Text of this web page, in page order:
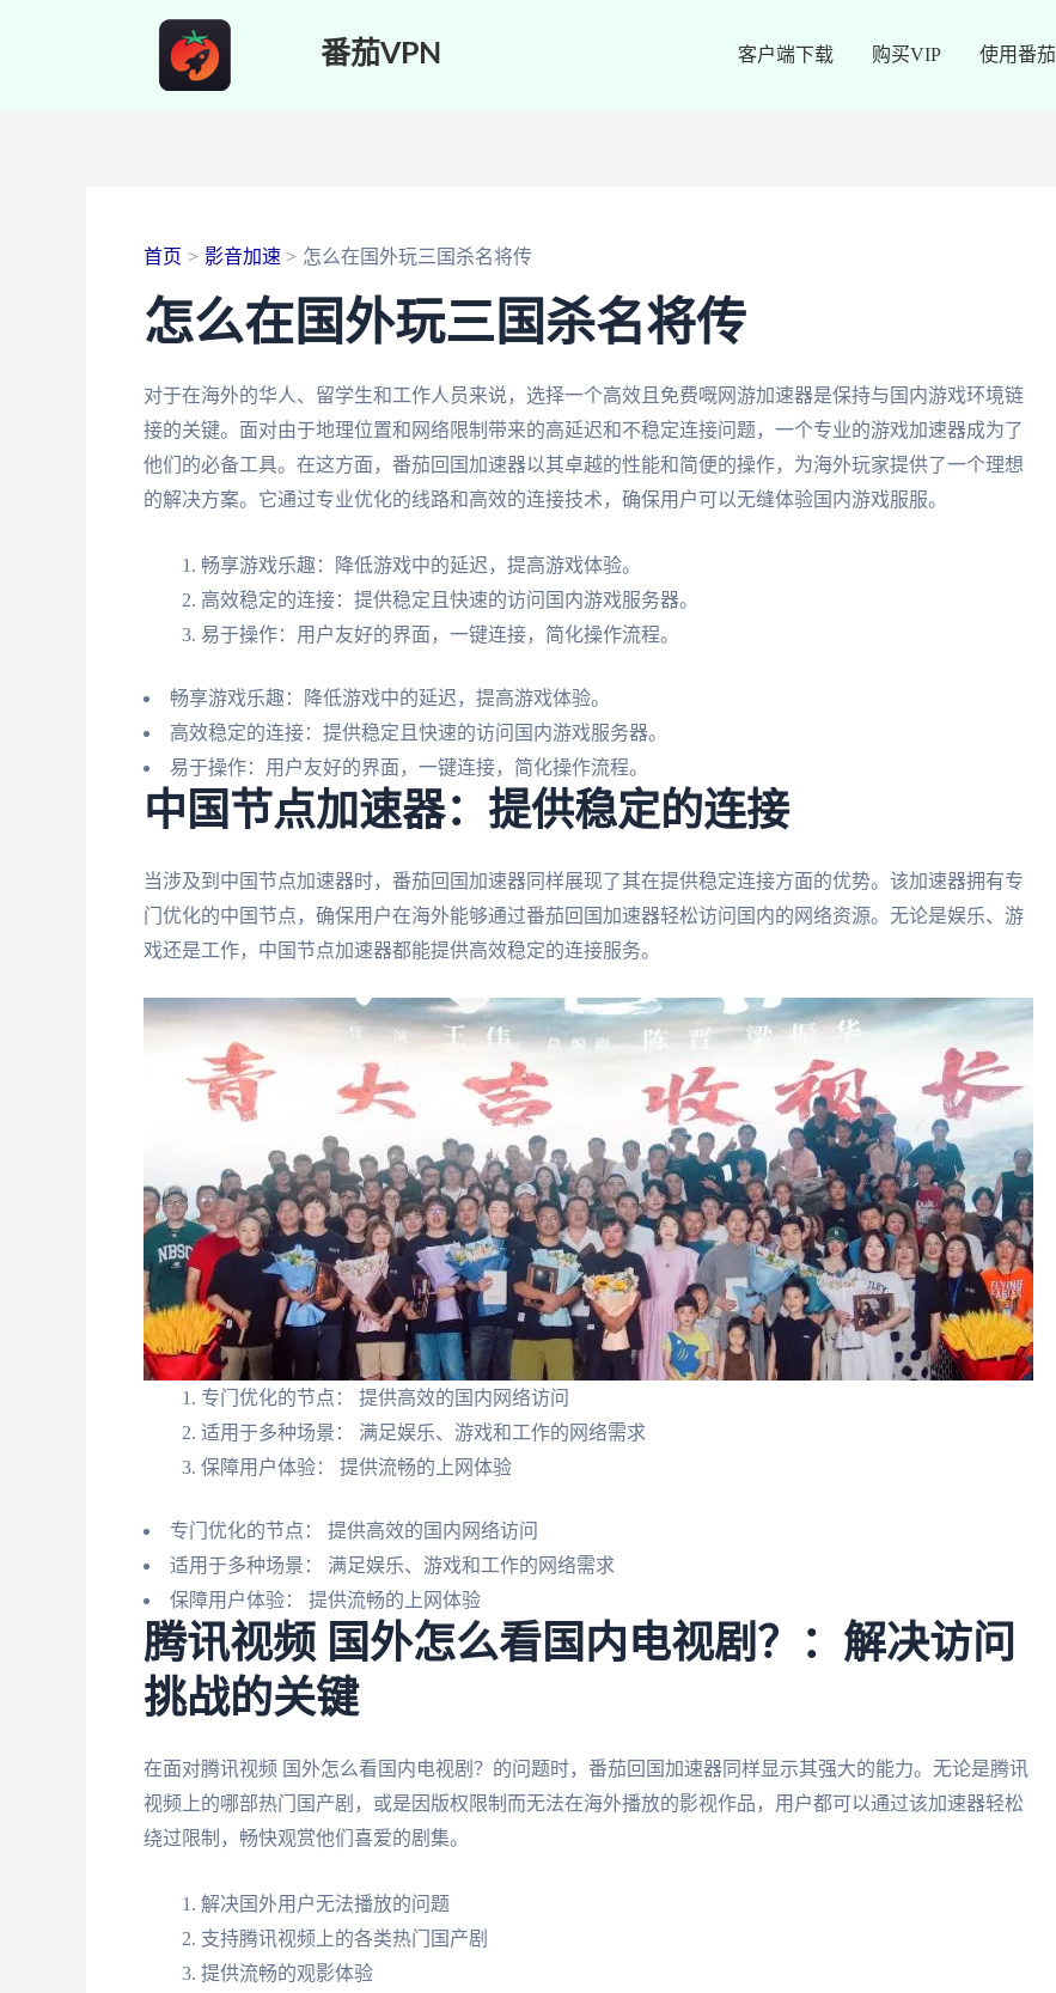
番茄VPN 客户端下载 购买VIP 使用番茄
首页 影音加速 怎么在国外玩三国杀名将传
怎么在国外玩三国杀名将传
对于在海外的华人、留学生和工作人员来说，选择一个高效且免费嘅网游加速器是保持与国内游戏环境链
接的关键。面对由于地理位置和网络限制带来的高延迟和不稳定连接问题，一个专业的游戏加速器成为了
他们的必备工具。在这方面，番茄回国加速器以其卓越的性能和简便的操作，为海外玩家提供了一个理想
的解决方案。它通过专业优化的线路和高效的连接技术，确保用户可以无缝体验国内游戏服服。
畅享游戏乐趣：降低游戏中的延迟，提高游戏体验。
高效稳定的连接：提供稳定且快速的访问国内游戏服务器。
易于操作：用户友好的界面，一键连接，简化操作流程。
畅享游戏乐趣：降低游戏中的延迟，提高游戏体验。
高效稳定的连接：提供稳定且快速的访问国内游戏服务器。
易于操作：用户友好的界面，一键连接，简化操作流程。
中国节点加速器：提供稳定的连接
当涉及到中国节点加速器时，番茄回国加速器同样展现了其在提供稳定连接方面的优势。该加速器拥有专
门优化的中国节点，确保用户在海外能够通过番茄回国加速器轻松访问国内的网络资源。无论是娱乐、游
戏还是工作，中国节点加速器都能提供高效稳定的连接服务。
专门优化的节点： 提供高效的国内网络访问
适用于多种场景： 满足娱乐、游戏和工作的网络需求
保障用户体验： 提供流畅的上网体验
专门优化的节点： 提供高效的国内网络访问
适用于多种场景： 满足娱乐、游戏和工作的网络需求
保障用户体验： 提供流畅的上网体验
腾讯视频 国外怎么看国内电视剧？：解决访问
挑战的关键
在面对腾讯视频 国外怎么看国内电视剧？的问题时，番茄回国加速器同样显示其强大的能力。无论是腾讯
视频上的哪部热门国产剧，或是因版权限制而无法在海外播放的影视作品，用户都可以通过该加速器轻松
绕过限制，畅快观赏他们喜爱的剧集。
解决国外用户无法播放的问题
支持腾讯视频上的各类热门国产剧
提供流畅的观影体验